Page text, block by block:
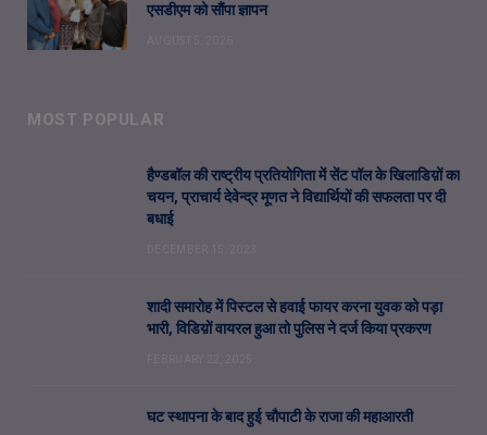
एसडीएम को सौंपा ज्ञापन
MOST POPULAR
हैण्डबॉल की राष्ट्रीय प्रतियोगिता में सेंट पॉल के खिलाडिय़ों का
चयन, प्राचार्य देवेन्द्र मूणत ने विद्यार्थियों की सफलता पर दी
बधाई
शादी समारोह में पिस्टल से हवाई फायर करना युवक को पड़ा
भारी, विडिय़ों वायरल हुआ तो पुलिस ने दर्ज किया प्रकरण
घट स्थापना के बाद हुई चौपाटी के राजा की महाआरती